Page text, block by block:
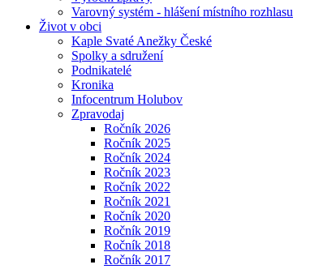
Varovný systém - hlášení místního rozhlasu
Život v obci
Kaple Svaté Anežky České
Spolky a sdružení
Podnikatelé
Kronika
Infocentrum Holubov
Zpravodaj
Ročník 2026
Ročník 2025
Ročník 2024
Ročník 2023
Ročník 2022
Ročník 2021
Ročník 2020
Ročník 2019
Ročník 2018
Ročník 2017